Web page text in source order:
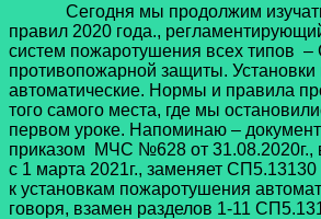
Сегодня мы продолжим изучать
правил 2020 года.,
систем пожаротушения всех типов
противопожарной защиты.
автоматические. Нормы и правила
того самого места, где мы
первом уроке. Напоминаю –
приказом МЧС №628 от 31.08.2020г.,
с 1 марта 2021г., заменяет СП5.13130
к установкам пожаротушения
говоря, взамен разделов 1-11